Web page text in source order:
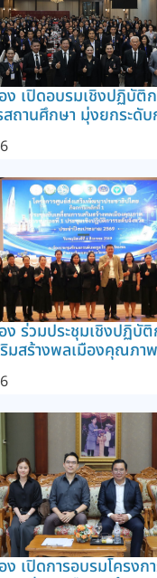
เปิดอบรมเชิงปฏิบัติ
ถานศึกษา มุ่งยกระดับ
ร่วมประชุมเชิงปฏิบัติ
มสร้างพลเมืองคุณภาพ
เปิดการอบรมโครงก